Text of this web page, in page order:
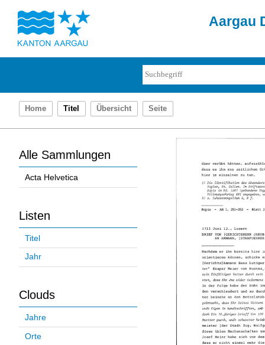
Aargau
Home Titel Übersicht Seite
Alle Sammlungen
Acta Helvetica
Listen
Titel
Jahr
Clouds
Jahre
Orte